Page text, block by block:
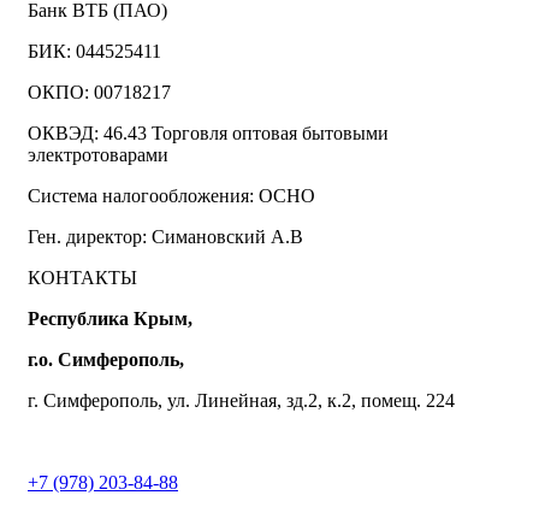
Банк ВТБ (ПАО)
БИК: 044525411
ОКПО: 00718217
ОКВЭД: 46.43 Торговля оптовая бытовыми
электротоварами
Система налогообложения: ОСНО
Ген. директор: Симановский А.В
КОНТАКТЫ
Республика Крым,
г.о. Симферополь,
г. Симферополь, ул. Линейная, зд.2, к.2, помещ. 224
+7 (978) 203-84-88